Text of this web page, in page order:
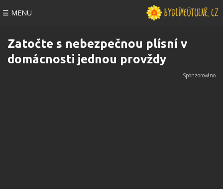
☰ MENU
Zatočte s nebezpečnou plísní v
domácnosti jednou provždy